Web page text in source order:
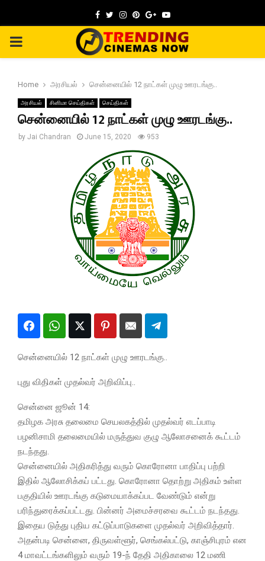
Facebook
TwitterInstagram
Pinterest
GoogleYoutube
PRIMARY
Home அரசியல் சென்னையில் 12 நாட்கள் முழு ஊரடங்கு..
அரசியல் சினிமா செய்திகள் செய்திகள்
சென்னையில் 12 நாட்கள் முழு ஊரடங்கு..
by Jai Chandran June 15, 2020 953
சென்னையில் 12 நாட்கள் முழு ஊரடங்கு..
புது விதிகள் முதல்வர் அறிவிப்பு..
சென்னை ஜூன் 14:
தமிழக அரசு தலைமை செயலகத்தில் முதல்வர் எடப்பாடி
பழனிசாமி தலைமையில் மருத்துவ குழு ஆலோசனைக் கூட்டம்
நடந்தது.
சென்னையில் அதிகரித்து வரும் கொரோனா பாதிப்பு பற்றி
இதில் ஆலோசிக்கப் பட்டது. கொரோனா தொற்று அதிகம் உள்ள
பகுதியில் ஊரடங்கு கடுமையாக்கப்பட வேண்டும் என்று
பரிந்துரைக்கப்பட்டது. பின்னர் அமைச்சரவை கூட்டம் நடந்தது.
இதைய டுத்து புதிய கட்டுப்பாடுகளை முதல்வர் அறிவித்தார்.
அதன்படி சென்னை, திருவள்ளூர், செங்கல்பட்டு, காஞ்சிபுரம் என
4 மாவட்டங்களிலும் வரும் 19-ந் தேதி அதிகாலை 12 மணி